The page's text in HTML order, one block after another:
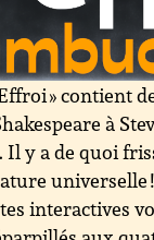
» contient
à
Il y a de quoi
universelle !
interactives